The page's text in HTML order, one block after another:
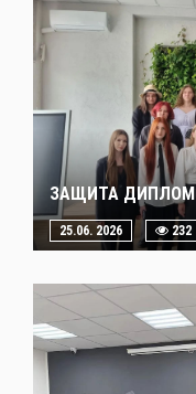
ЗАЩИТА
25.06. 2026 232